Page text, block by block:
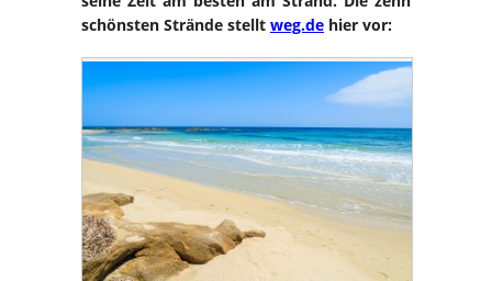
schönsten Strände stellt weg.de hier vor: